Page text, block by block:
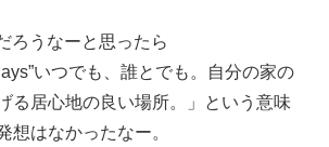
ろうなーと思ったら
いつでも、誰とでも。自分の家の
る居心地の良い場所。」という意味
想はなかったなー。